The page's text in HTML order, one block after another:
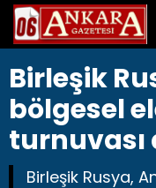
Birleşik
bölgesel
turnuvası
Birleşik Rusya,